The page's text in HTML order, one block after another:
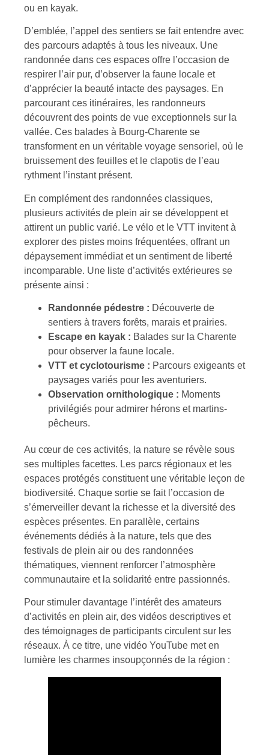
ou en kayak.
D’emblée, l’appel des sentiers se fait entendre avec
des parcours adaptés à tous les niveaux. Une
randonnée dans ces espaces offre l’occasion de
respirer l’air pur, d’observer la faune locale et
d’apprécier la beauté intacte des paysages. En
parcourant ces itinéraires, les randonneurs
découvrent des points de vue exceptionnels sur la
vallée. Ces balades à Bourg-Charente se
transforment en un véritable voyage sensoriel, où le
bruissement des feuilles et le clapotis de l’eau
rythment l’instant présent.
En complément des randonnées classiques,
plusieurs activités de plein air se développent et
attirent un public varié. Le vélo et le VTT invitent à
explorer des pistes moins fréquentées, offrant un
dépaysement immédiat et un sentiment de liberté
incomparable. Une liste d’activités extérieures se
présente ainsi :
Randonnée pédestre : Découverte de
sentiers à travers forêts, marais et prairies.
Escape en kayak : Balades sur la Charente
pour observer la faune locale.
VTT et cyclotourisme : Parcours exigeants et
paysages variés pour les aventuriers.
Observation ornithologique : Moments
privilégiés pour admirer hérons et martins-
pêcheurs.
Au cœur de ces activités, la nature se révèle sous
ses multiples facettes. Les parcs régionaux et les
espaces protégés constituent une véritable leçon de
biodiversité. Chaque sortie se fait l’occasion de
s’émerveiller devant la richesse et la diversité des
espèces présentes. En parallèle, certains
événements dédiés à la nature, tels que des
festivals de plein air ou des randonnées
thématiques, viennent renforcer l’atmosphère
communautaire et la solidarité entre passionnés.
Pour stimuler davantage l’intérêt des amateurs
d’activités en plein air, des vidéos descriptives et
des témoignages de participants circulent sur les
réseaux. À ce titre, une vidéo YouTube met en
lumière les charmes insoupçonnés de la région :